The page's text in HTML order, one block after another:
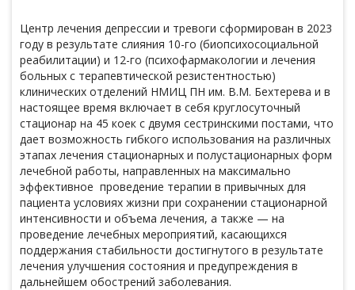
Центр лечения депрессии и тревоги сформирован в 2023
году в результате слияния 10-го (биопсихосоциальной
реабилитации) и 12-го (психофармакологии и лечения
больных с терапевтической резистентностью)
клинических отделений НМИЦ ПН им. В.М. Бехтерева и в
настоящее время включает в себя круглосуточный
стационар на 45 коек с двумя сестринскими постами, что
дает возможность гибкого использования на различных
этапах лечения стационарных и полустационарных форм
лечебной работы, направленных на максимально
эффективное проведение терапии в привычных для
пациента условиях жизни при сохранении стационарной
интенсивности и объема лечения, а также — на
проведение лечебных мероприятий, касающихся
поддержания стабильности достигнутого в результате
лечения улучшения состояния и предупреждения в
дальнейшем обострений заболевания.